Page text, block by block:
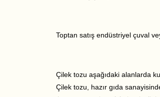
Toptan satış endüstriyel çuval
Çilek tozu aşağıdaki alanlarda
Çilek tozu, hazır gıda